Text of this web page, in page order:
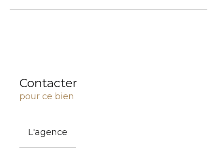
Contacter
pour ce bien
L'agence